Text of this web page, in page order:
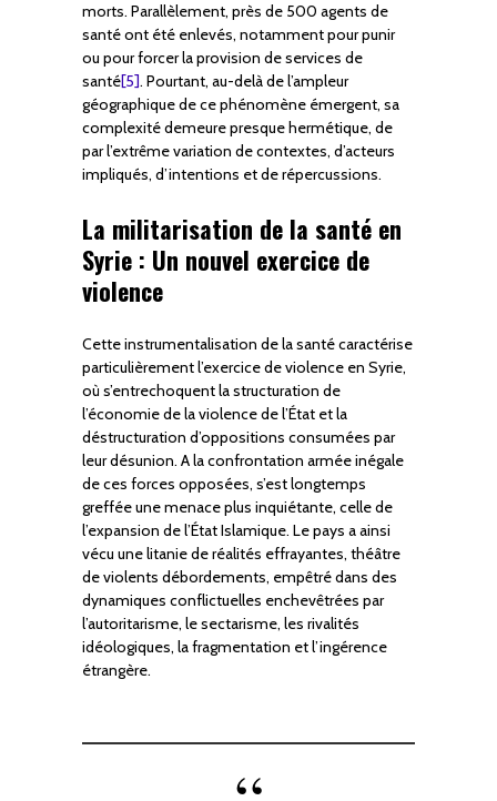
morts. Parallèlement, près de 500 agents de
santé ont été enlevés, notamment pour punir
ou pour forcer la provision de services de
santé[5]. Pourtant, au-delà de l’ampleur
géographique de ce phénomène émergent, sa
complexité demeure presque hermétique, de
par l’extrême variation de contextes, d’acteurs
impliqués, d’intentions et de répercussions.
La militarisation de la santé en
Syrie : Un nouvel exercice de
violence
Cette instrumentalisation de la santé caractérise
particulièrement l’exercice de violence en Syrie,
où s’entrechoquent la structuration de
l’économie de la violence de l’État et la
déstructuration d’oppositions consumées par
leur désunion. A la confrontation armée inégale
de ces forces opposées, s’est longtemps
greffée une menace plus inquiétante, celle de
l’expansion de l’État Islamique. Le pays a ainsi
vécu une litanie de réalités effrayantes, théâtre
de violents débordements, empêtré dans des
dynamiques conflictuelles enchevêtrées par
l’autoritarisme, le sectarisme, les rivalités
idéologiques, la fragmentation et l’ingérence
étrangère.